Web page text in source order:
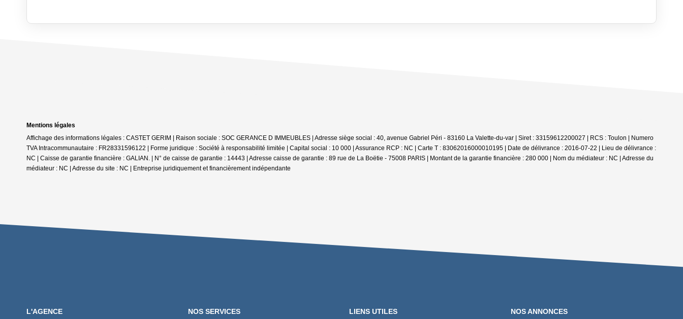
Mentions légales
Affichage des informations légales : CASTET GERIM | Raison sociale : SOC GERANCE D IMMEUBLES | Adresse siège social : 40, avenue Gabriel Péri - 83160 La Valette-du-var | Siret : 33159612200027 | RCS : Toulon | Numero
TVA Intracommunautaire : FR28331596122 | Forme juridique : Société à responsabilité limitée | Capital social : 10 000 | Assurance RCP : NC | Carte T : 83062016000010195 | Date de délivrance : 2016-07-22 | Lieu de délivrance :
NC | Caisse de garantie financière : GALIAN. | N° de caisse de garantie : 14443 | Adresse caisse de garantie : 89 rue de La Boëtie - 75008 PARIS | Montant de la garantie financière : 280 000 | Nom du médiateur : NC | Adresse du
médiateur : NC | Adresse du site : NC |
Entreprise juridiquement et financièrement indépendante
L'AGENCE NOS SERVICES LIENS UTILES NOS ANNONCES